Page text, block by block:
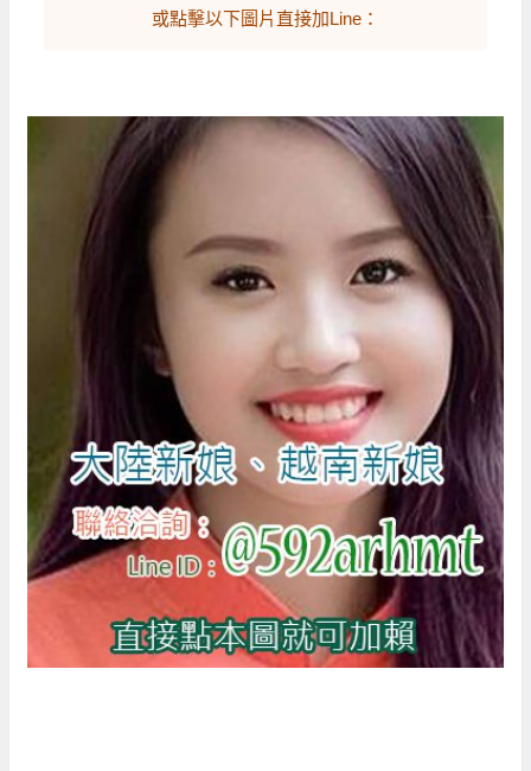
或點擊以下圖片直接加Line：